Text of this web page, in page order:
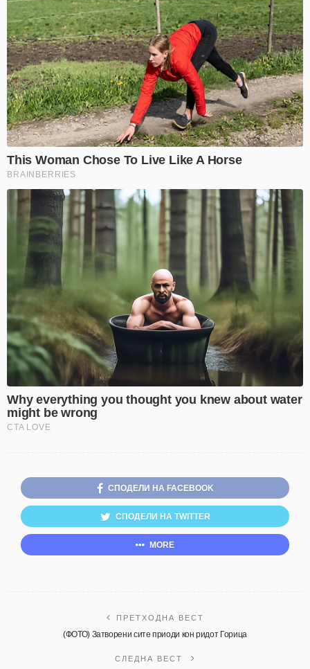
СПОДЕЛИ НА FACEBOOK
СПОДЕЛИ НА TWITTER
MORE
ПРЕТХОДНА ВЕСТ
(ФОТО) Затворени сите приоди кон ридот Горица
СЛЕДНА ВЕСТ